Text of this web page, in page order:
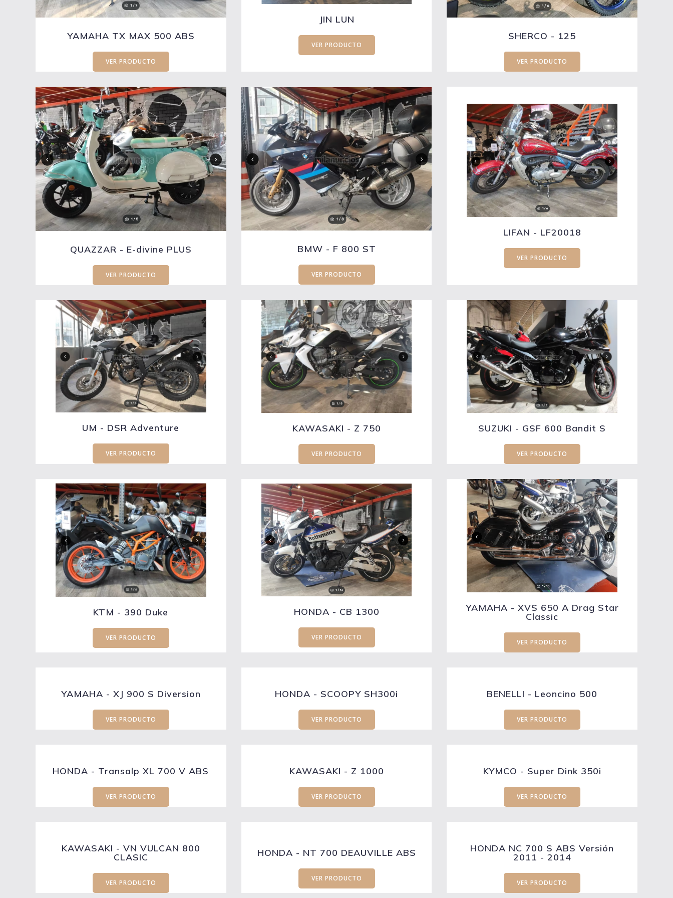
YAMAHA TX MAX 500 ABS
VER PRODUCTO
JIN LUN
VER PRODUCTO
SHERCO - 125
VER PRODUCTO
QUAZZAR - E-divine PLUS
VER PRODUCTO
BMW - F 800 ST
VER PRODUCTO
LIFAN - LF20018
VER PRODUCTO
UM - DSR Adventure
VER PRODUCTO
KAWASAKI - Z 750
VER PRODUCTO
SUZUKI - GSF 600 Bandit S
VER PRODUCTO
KTM - 390 Duke
VER PRODUCTO
HONDA - CB 1300
VER PRODUCTO
YAMAHA - XVS 650 A Drag Star
Classic
VER PRODUCTO
YAMAHA - XJ 900 S Diversion
VER PRODUCTO
HONDA - SCOOPY SH300i
VER PRODUCTO
BENELLI - Leoncino 500
VER PRODUCTO
HONDA - Transalp XL 700 V ABS
VER PRODUCTO
KAWASAKI - Z 1000
VER PRODUCTO
KYMCO - Super Dink 350i
VER PRODUCTO
KAWASAKI - VN VULCAN 800
CLASIC
VER PRODUCTO
HONDA - NT 700 DEAUVILLE ABS
VER PRODUCTO
HONDA NC 700 S ABS Versión
2011 - 2014
VER PRODUCTO